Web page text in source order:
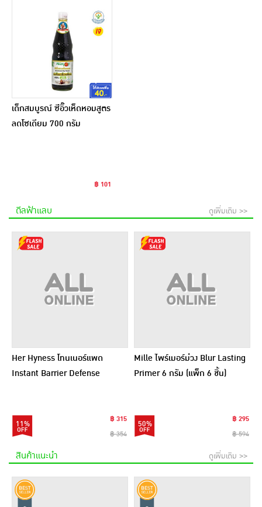
เด็กสมบูรณ์ ซีอิ๊วเห็ดหอมสูตร
ลดโซเดียม 700 กรัม
฿ 101
ดีลฟ้าแลบ ดูเพิ่มเติม >>
Her Hyness โทนเนอร์แพด
Instant Barrier Defense
11%
฿ 315
฿ 354
Mille ไพร์เมอร์ม่วง Blur Lasting
Primer 6 กรัม (แพ็ก 6 ชิ้น)
50%
฿ 295
฿ 594
สินค้าแนะนำ ดูเพิ่มเติม >>